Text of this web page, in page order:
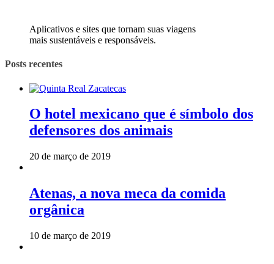
Aplicativos e sites que tornam suas viagens
mais sustentáveis e responsáveis.
Posts recentes
O hotel mexicano que é símbolo dos
defensores dos animais
20 de março de 2019
Atenas, a nova meca da comida
orgânica
10 de março de 2019